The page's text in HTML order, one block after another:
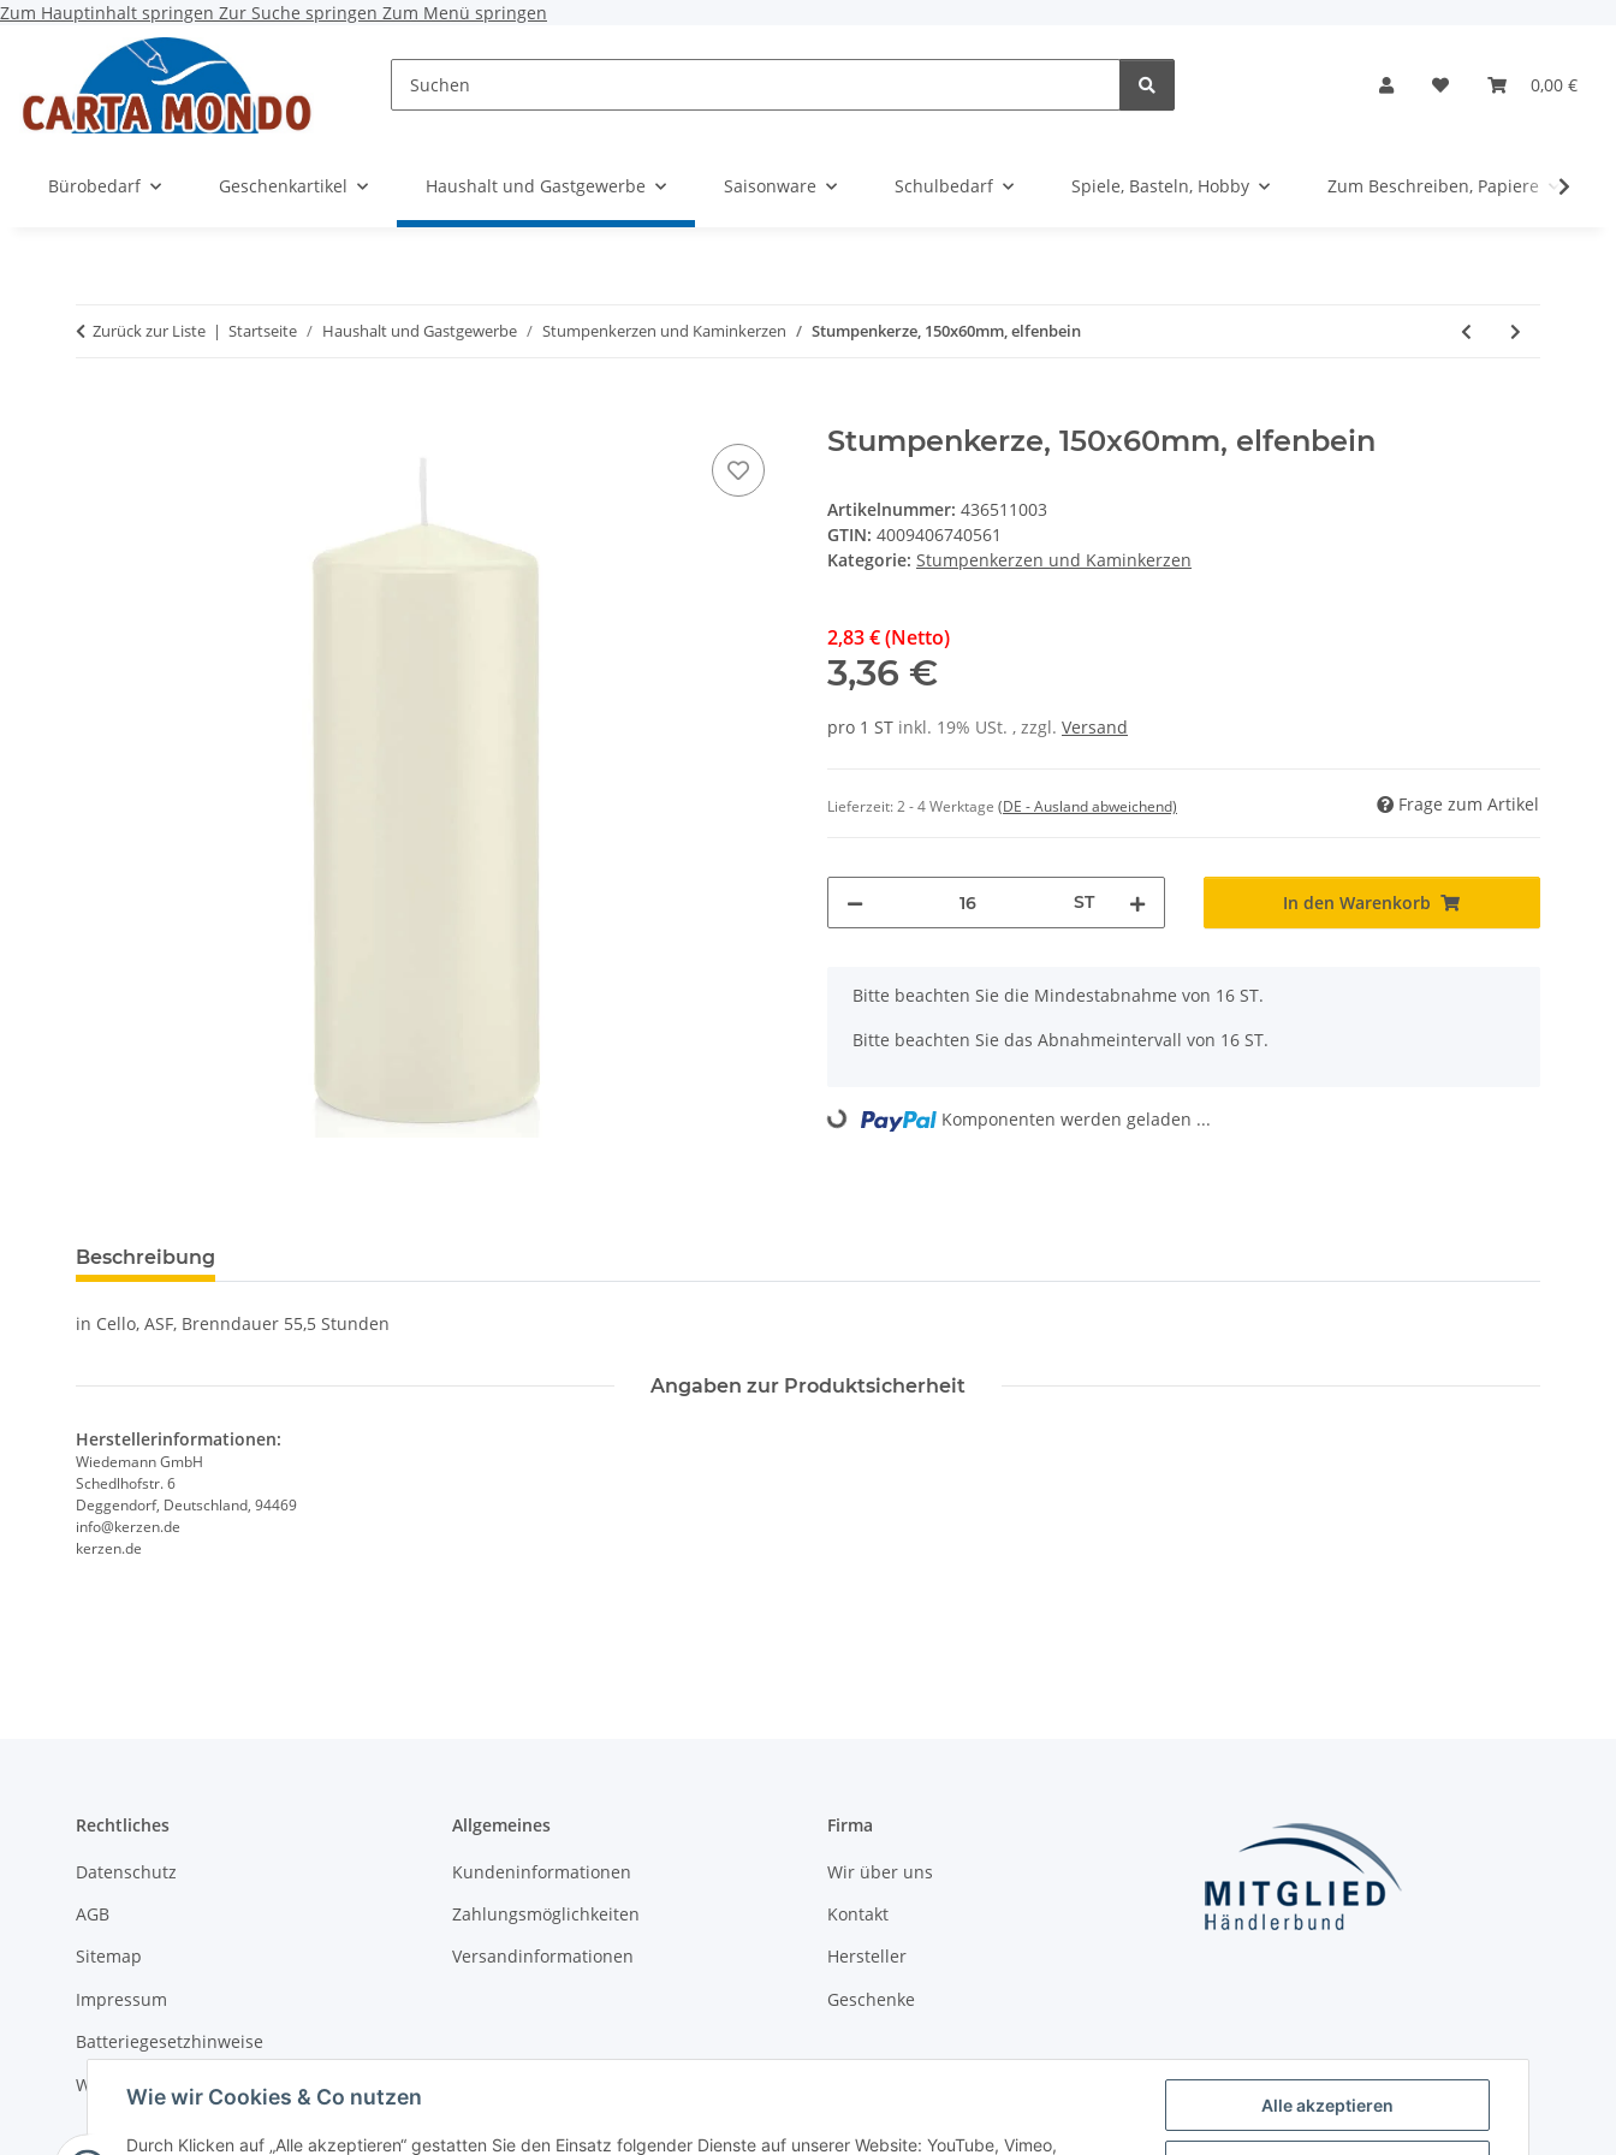
Zum Hauptinhalt springen Zur Suche springen Zum Menü springen
Alle akzeptieren
Wie wir Cookies & Co nutzen
Durch Klicken auf „Alle akzeptieren“ gestatten Sie den Einsatz folgender Dienste auf unserer Website: YouTube, Vimeo,
0,00 €
Bürobedarf Geschenkartikel Haushalt und Gastgewerbe Saisonware Schulbedarf Spiele, Basteln, Hobby Zum Beschreiben, Papiere
Zurück zur Liste Startseite Haushalt und Gastgewerbe Stumpenkerzen und Kaminkerzen Stumpenkerze, 150x60mm, elfenbein
Stumpenkerze, 150x60mm, elfenbein
Artikelnummer: 436511003
GTIN: 4009406740561
Kategorie: Stumpenkerzen und Kaminkerzen
2,83 € (Netto)
3,36 €
pro 1 ST inkl. 19% USt. , zzgl. Versand
Lieferzeit:2 - 4 Werktage (DE - Ausland abweichend) Frage zum Artikel
ST In den Warenkorb
x
Bitte beachten Sie die Mindestabnahme von 16 ST.
Bitte beachten Sie das Abnahmeintervall von 16 ST.
Loading... Komponenten werden geladen ...
Beschreibung
in Cello, ASF, Brenndauer 55,5 Stunden
Angaben zur Produktsicherheit
Herstellerinformationen:
Wiedemann GmbH
Schedlhofstr. 6
Deggendorf, Deutschland, 94469
info@kerzen.de
kerzen.de
Rechtliches
Datenschutz
AGB
Sitemap
Impressum
Batteriegesetzhinweise
Widerrufsrecht
Allgemeines
Kundeninformationen
Zahlungsmöglichkeiten
Versandinformationen
Firma
Wir über uns
Kontakt
Hersteller
Geschenke